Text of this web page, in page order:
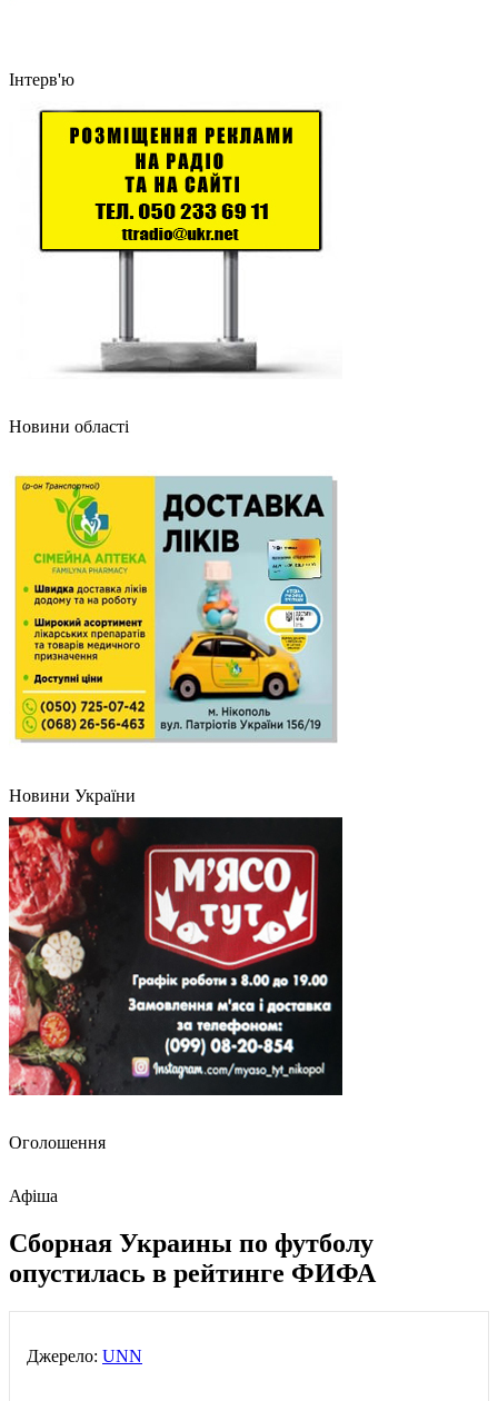
Інтерв'ю
Новини області
Новини України
Оголошення
Афіша
Сборная Украины по футболу
опустилась в рейтинге ФИФА
Джерело: UNN